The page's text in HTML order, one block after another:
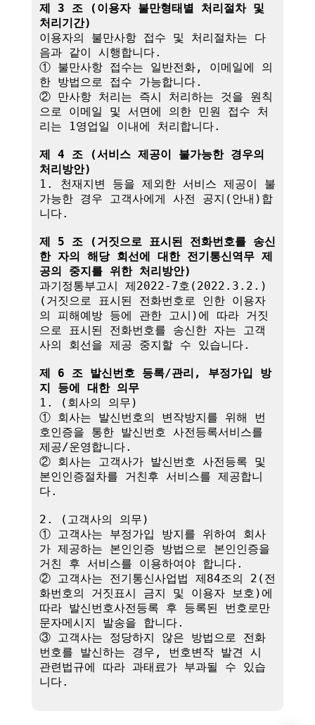
제 3 조 (이용자 불만형태별 처리절차 및
처리기간)
이용자의 불만사항 접수 및 처리절차는 다
음과 같이 시행합니다.
① 불만사항 접수는 일반전화, 이메일에 의
한 방법으로 접수 가능합니다.
② 만사항 처리는 즉시 처리하는 것을 원칙
으로 이메일 및 서면에 의한 민원 접수 처
리는 1영업일 이내에 처리합니다.
제 4 조 (서비스 제공이 불가능한 경우의
처리방안)
1. 천재지변 등을 제외한 서비스 제공이 불
가능한 경우 고객사에게 사전 공지(안내)합
니다.
제 5 조 (거짓으로 표시된 전화번호를 송신
한 자의 해당 회선에 대한 전기통신역무 제
공의 중지를 위한 처리방안)
과기정통부고시 제2022-7호(2022.3.2.)
(거짓으로 표시된 전화번호로 인한 이용자
의 피해예방 등에 관한 고시)에 따라 거짓
으로 표시된 전화번호를 송신한 자는 고객
사의 회선을 제공 중지할 수 있습니다.
제 6 조 발신번호 등록/관리, 부정가입 방
지 등에 대한 의무
1. (회사의 의무)
① 회사는 발신번호의 변작방지를 위해 번
호인증을 통한 발신번호 사전등록서비스를
제공/운영합니다.
② 회사는 고객사가 발신번호 사전등록 및
본인인증절차를 거친후 서비스를 제공합니
다.
2. (고객사의 의무)
① 고객사는 부정가입 방지를 위하여 회사
가 제공하는 본인인증 방법으로 본인인증을
거친 후 서비스를 이용하여야 합니다.
② 고객사는 전기통신사업법 제84조의 2(전
화번호의 거짓표시 금지 및 이용자 보호)에
따라 발신번호사전등록 후 등록된 번호로만
문자메시지 발송을 합니다.
③ 고객사는 정당하지 않은 방법으로 전화
번호를 발신하는 경우, 번호변작 발견 시
관련법규에 따라 과태료가 부과될 수 있습
니다.